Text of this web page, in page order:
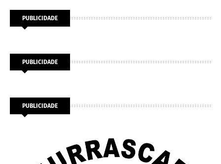
PUBLICIDADE
PUBLICIDADE
PUBLICIDADE